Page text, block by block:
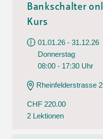
Bankschalter
Kurs
01.01.26 - 31.12.26
Donnerstag
08:00 - 17:30 Uhr
Rheinfelderstrasse
CHF 220.00
2 Lektionen